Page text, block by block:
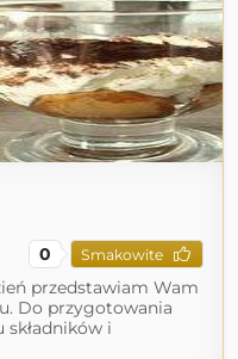
0 Smakowite
przedstawiam Wam
Do przygotowania
i